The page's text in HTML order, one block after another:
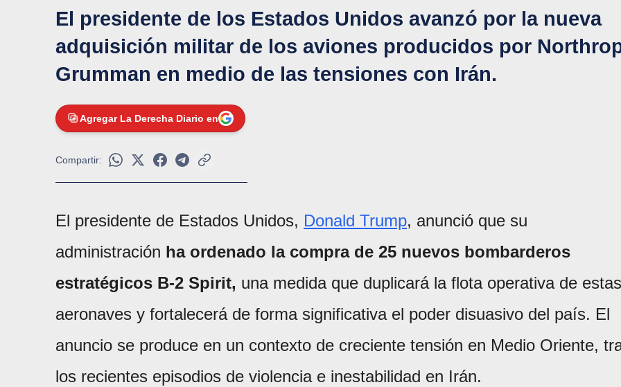
El presidente de los Estados Unidos avanzó por la nueva
adquisición militar de los aviones producidos por
Grumman en medio de las tensiones con Irán.
Agregar La Derecha Diario en
Compartir:
El presidente de Estados Unidos, Donald Trump, anunció que su
administración ha ordenado la compra de 25 nuevos bombarderos
estratégicos B-2 Spirit, una medida que duplicará la flota operativa de estas
aeronaves y fortalecerá de forma significativa el poder disuasivo del país. El
anuncio se produce en un contexto de creciente tensión en Medio Oriente,
los recientes episodios de violencia e inestabilidad en Irán.